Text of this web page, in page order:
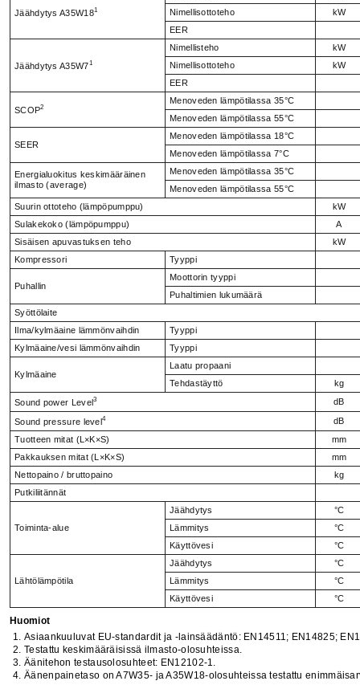
Jäähdytys A35W181
Nimellisottoteho
kW
EER
Jäähdytys A35W71
Nimellisteho
kW
Nimellisottoteho
kW
EER
SCOP2
Menoveden lämpötilassa 35°C
Menoveden lämpötilassa 55°C
SEER
Menoveden lämpötilassa 18°C
Menoveden lämpötilassa 7°C
Energialuokitus keskimääräinen
ilmasto (average)
Menoveden lämpötilassa 35°C
Menoveden lämpötilassa 55°C
Suurin ottoteho (lämpöpumppu)
kW
Sulakekoko (lämpöpumppu)
A
Sisäisen apuvastuksen teho
kW
Kompressori
Tyyppi
Puhallin
Moottorin tyyppi
Puhaltimien lukumäärä
Syöttölaite
Ilma/kylmäaine lämmönvaihdin
Tyyppi
Kylmäaine/vesi lämmönvaihdin
Tyyppi
Kylmäaine
Laatu propaani
Tehdastäyttö
kg
Sound power Level3 dB
Sound pressure level4
dB
Tuotteen mitat (L×K×S)
mm
Pakkauksen mitat (L×K×S)
mm
Nettopaino / bruttopaino
kg
Putkiliitännät
Toiminta-alue
Jäähdytys
°C
Lämmitys
°C
Käyttövesi
°C
Lähtölämpötila
Jäähdytys
°C
Lämmitys
°C
Käyttövesi
°C
Huomiot
Asiaankuuluvat EU-standardit ja -lainsäädäntö: EN14511; EN14825;
Testattu keskimääräisissä ilmasto-olosuhteissa.
Äänitehon testausolosuhteet: EN12102-1.
Äänenpainetaso on A7W35- ja A35W18-olosuhteissa testattu